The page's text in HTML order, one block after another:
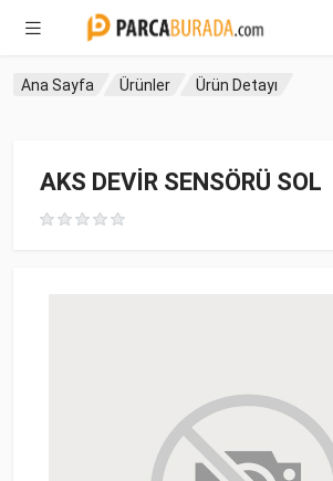
Ana Sayfa Ürünler Ürün Detayı
AKS DEVİR SENSÖRÜ SOL